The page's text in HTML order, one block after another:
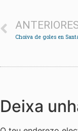
Choiva de goles en
Deixa